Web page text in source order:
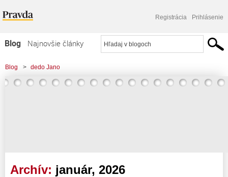
Registrácia Prihlásenie
Blog
Najnovšie články
Najčítanejšie články
Najkomentovanejšie články
Blog > dedo Jano
Archív: január, 2026